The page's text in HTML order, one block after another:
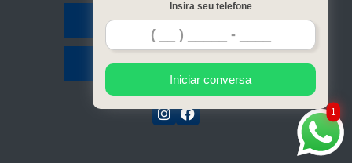
Contato
Mapa do site
1
Insira seu telefone
Iniciar conversa